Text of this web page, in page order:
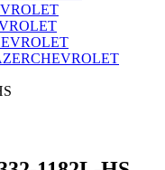
CHEVROLET